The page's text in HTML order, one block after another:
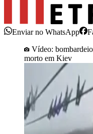
Enviar no WhatsApp
Vídeo:
morto em Kiev